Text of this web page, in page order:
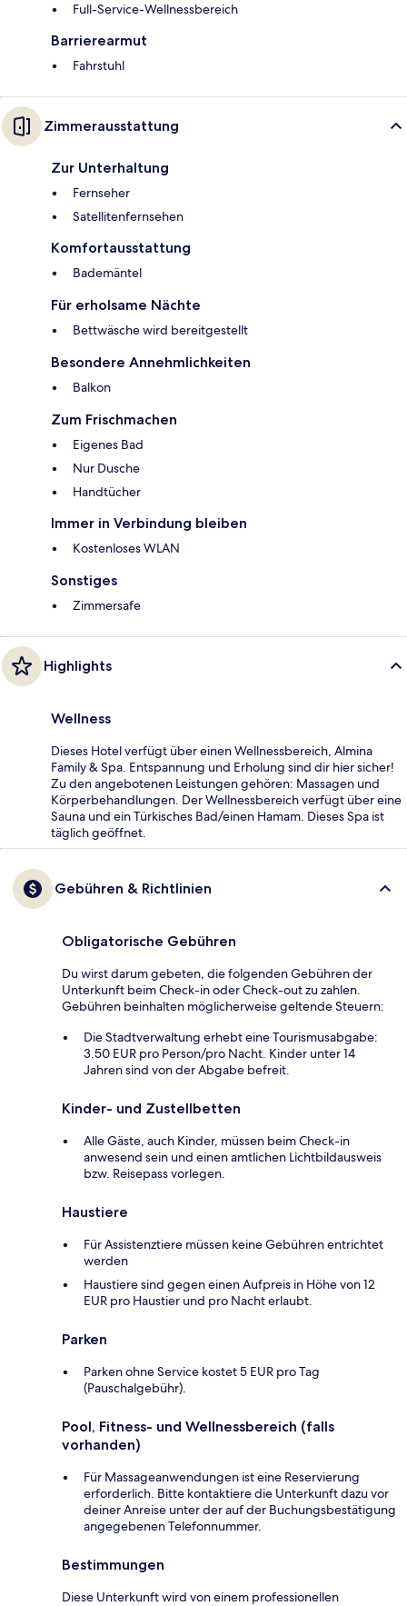
Full-Service-Wellnessbereich
Barrierearmut
Fahrstuhl
Zimmerausstattung
Zur Unterhaltung
Fernseher
Satellitenfernsehen
Komfortausstattung
Bademäntel
Für erholsame Nächte
Bettwäsche wird bereitgestellt
Besondere Annehmlichkeiten
Balkon
Zum Frischmachen
Eigenes Bad
Nur Dusche
Handtücher
Immer in Verbindung bleiben
Kostenloses WLAN
Sonstiges
Zimmersafe
Highlights
Wellness
Dieses Hotel verfügt über einen Wellnessbereich, Almina
Family & Spa. Entspannung und Erholung sind dir hier sicher!
Zu den angebotenen Leistungen gehören: Massagen und
Körperbehandlungen. Der Wellnessbereich verfügt über eine
Sauna und ein Türkisches Bad/einen Hamam. Dieses Spa ist
täglich geöffnet.
Gebühren & Richtlinien
Obligatorische Gebühren
Du wirst darum gebeten, die folgenden Gebühren der
Unterkunft beim Check-in oder Check-out zu zahlen.
Gebühren beinhalten möglicherweise geltende Steuern:
Die Stadtverwaltung erhebt eine Tourismusabgabe:
3.50 EUR pro Person/pro Nacht. Kinder unter 14
Jahren sind von der Abgabe befreit.
Kinder- und Zustellbetten
Alle Gäste, auch Kinder, müssen beim Check-in
anwesend sein und einen amtlichen Lichtbildausweis
bzw. Reisepass vorlegen.
Haustiere
Für Assistenztiere müssen keine Gebühren entrichtet
werden
Haustiere sind gegen einen Aufpreis in Höhe von 12
EUR pro Haustier und pro Nacht erlaubt.
Parken
Parken ohne Service kostet 5 EUR pro Tag
(Pauschalgebühr).
Pool, Fitness- und Wellnessbereich (falls
vorhanden)
Für Massageanwendungen ist eine Reservierung
erforderlich. Bitte kontaktiere die Unterkunft dazu vor
deiner Anreise unter der auf der Buchungsbestätigung
angegebenen Telefonnummer.
Bestimmungen
Diese Unterkunft wird von einem professionellen